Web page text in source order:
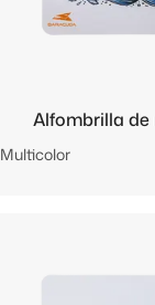
Alfombrilla de
Multicolor